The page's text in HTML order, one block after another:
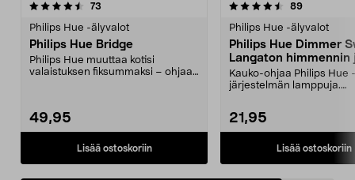
73
Philips Hue -älyvalot
Philips Hue Bridge
Philips Hue muuttaa kotisi
valaistuksen fiksummaksi – ohjaa
49,95
Lisää ostoskoriin
4.5viidestä
89arvostelut
Philips Hue -älyvalot
Philips Hue Dimmer
Langaton himmennin
kaukosäädin
Kauko-ohjaa Philips Hue -
järjestelmän lamppuja.
21,95
Lisää ostoskoriin